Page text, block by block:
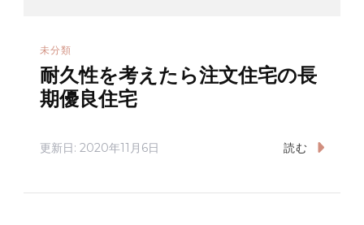
未分類
耐久性を考えたら注文住宅の長
期優良住宅
更新日: 2020年11月6日 読む